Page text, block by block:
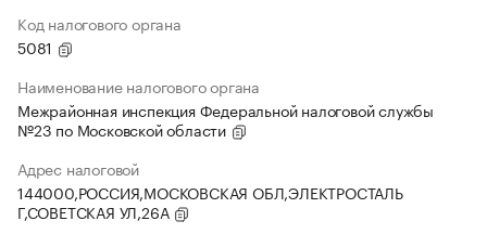
Код налогового органа
5081
Наименование налогового органа
Межрайонная инспекция Федеральной налоговой службы
№23 по Московской области
Адрес налоговой
144000,РОССИЯ,МОСКОВСКАЯ ОБЛ,ЭЛЕКТРОСТАЛЬ
Г,СОВЕТСКАЯ УЛ,26А